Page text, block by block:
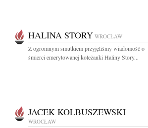
HALINA STORY WROCŁAW
Z ogromnym smutkiem przyjęliśmy wiadomość o
śmierci emerytowanej koleżanki Haliny Story...
JACEK KOLBUSZEWSKI
WROCŁAW